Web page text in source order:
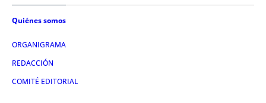
Quiénes somos
ORGANIGRAMA
REDACCIÓN
COMITÉ EDITORIAL